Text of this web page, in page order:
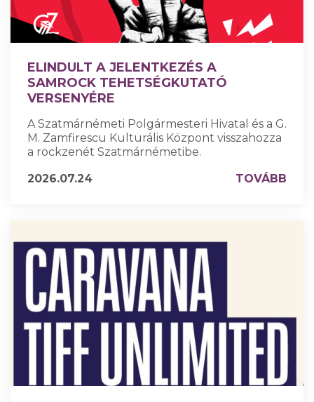
ELINDULT A JELENTKEZÉS A
SAMROCK TEHETSÉGKUTATÓ
VERSENYÉRE
A Szatmárnémeti Polgármesteri Hivatal és a G.
M. Zamfirescu Kulturális Központ visszahozza
a rockzenét Szatmárnémetibe.
2026.07.24
TOVÁBB